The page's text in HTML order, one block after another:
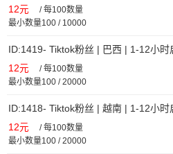
12元 /每100数量
最小数量100 / 10000
ID:1419- Tiktok粉丝 | 巴西 | 1-12小时
12元 /每100数量
最小数量100 / 20000
ID:1418- Tiktok粉丝 | 越南 | 1-12小时
12元 /每100数量
最小数量100 / 20000